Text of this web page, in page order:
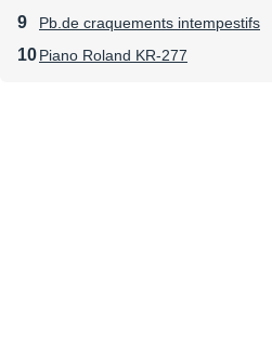
Pb.de craquements intempestifs
Piano Roland KR-277